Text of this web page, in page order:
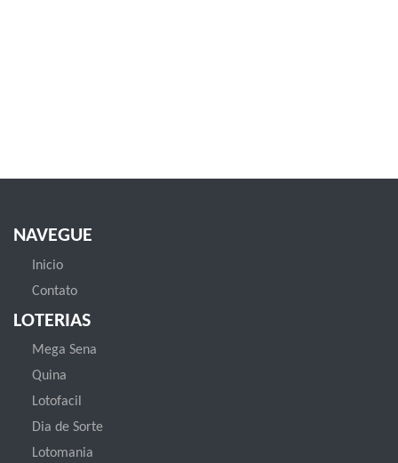
NAVEGUE
Inicio
Contato
LOTERIAS
Mega Sena
Quina
Lotofacil
Dia de Sorte
Lotomania